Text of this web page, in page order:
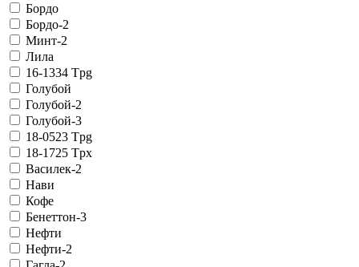
Бордо
Бордо-2
Минт-2
Лила
16-1334 Tpg
Голубой
Голубой-2
Голубой-3
18-0523 Tpg
18-1725 Tpx
Василек-2
Нави
Кофе
Бенеттон-3
Нефти
Нефти-2